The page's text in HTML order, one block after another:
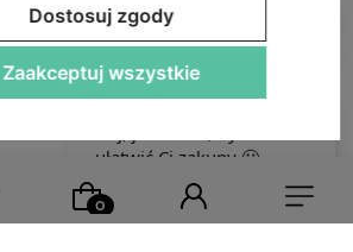
Premium
Szablon Shoper Modern 3.0™
od GrowCommerce
Dostosuj zgody
Zaakceptuj wszystkie